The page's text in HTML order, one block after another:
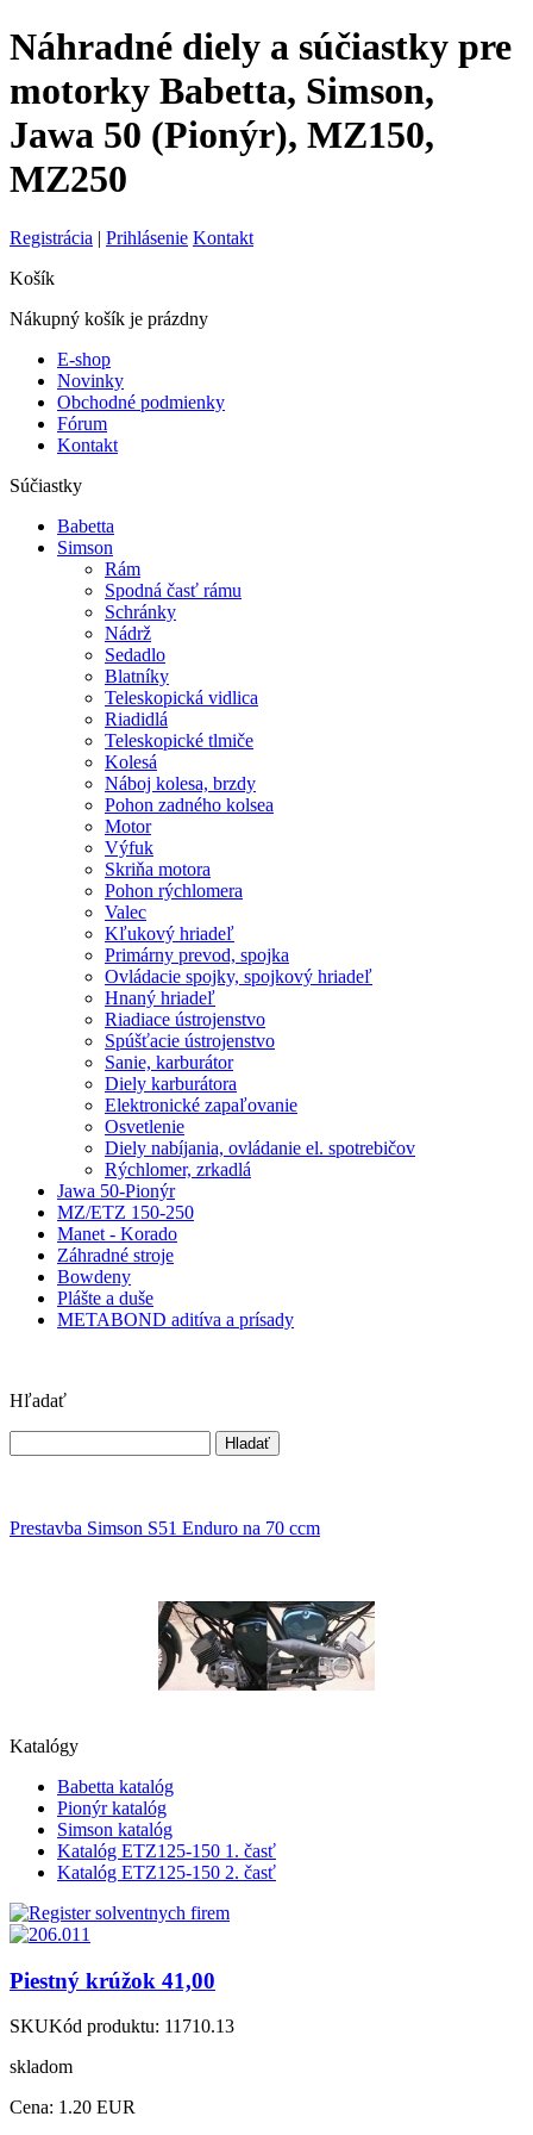
Náhradné diely a súčiastky pre
motorky Babetta, Simson,
Jawa 50 (Pionýr), MZ150,
MZ250
Registrácia | Prihlásenie Kontakt
Košík
Nákupný košík je prázdny
E-shop
Novinky
Obchodné podmienky
Fórum
Kontakt
Súčiastky
Babetta
Simson
Rám
Spodná časť rámu
Schránky
Nádrž
Sedadlo
Blatníky
Teleskopická vidlica
Riadidlá
Teleskopické tlmiče
Kolesá
Náboj kolesa, brzdy
Pohon zadného kolsea
Motor
Výfuk
Skriňa motora
Pohon rýchlomera
Valec
Kľukový hriadeľ
Primárny prevod, spojka
Ovládacie spojky, spojkový hriadeľ
Hnaný hriadeľ
Riadiace ústrojenstvo
Spúšťacie ústrojenstvo
Sanie, karburátor
Diely karburátora
Elektronické zapaľovanie
Osvetlenie
Diely nabíjania, ovládanie el. spotrebičov
Rýchlomer, zrkadlá
Jawa 50-Pionýr
MZ/ETZ 150-250
Manet - Korado
Záhradné stroje
Bowdeny
Plášte a duše
METABOND aditíva a prísady
Hľadať
Prestavba Simson S51 Enduro na 70 ccm
Katalógy
Babetta katalóg
Pionýr katalóg
Simson katalóg
Katalóg ETZ125-150 1. časť
Katalóg ETZ125-150 2. časť
Piestný krúžok 41,00
SKUKód produktu: 11710.13
skladom
Cena: 1.20 EUR